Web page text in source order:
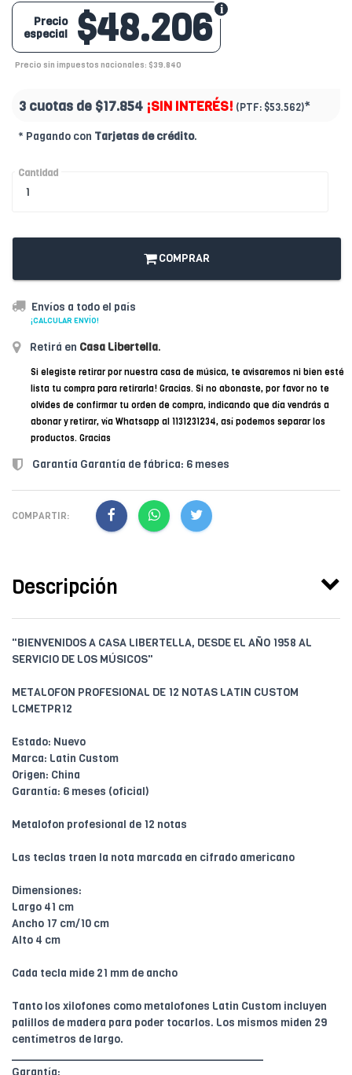
$48.206
Precio
especial
Precio sin impuestos nacionales: $39.840
3 cuotas de $17.854 ¡SIN INTERÉS! (PTF: $53.562)*
* Pagando con Tarjetas de crédito.
Cantidad
COMPRAR
Envíos a todo el país
¡CALCULAR ENVÍO!
Retirá en Casa Libertella.
Si elegiste retirar por nuestra casa de música, te avisaremos ni bien esté
lista tu compra para retirarla! Gracias. Si no abonaste, por favor no te
olvides de confirmar tu orden de compra, indicando que día vendrás a
abonar y retirar, vía Whatsapp al 1131231234, así podemos separar los
productos. Gracias
Garantía Garantía de fábrica: 6 meses
COMPARTIR:
Descripción
"BIENVENIDOS A CASA LIBERTELLA, DESDE EL AÑO 1958 AL
SERVICIO DE LOS MÚSICOS"
METALOFON PROFESIONAL DE 12 NOTAS LATIN CUSTOM
LCMETPR12
Estado: Nuevo
Marca: Latin Custom
Origen: China
Garantía: 6 meses (oficial)
Metalofon profesional de 12 notas
Las teclas traen la nota marcada en cifrado americano
Dimensiones:
Largo 41 cm
Ancho 17 cm/10 cm
Alto 4 cm
Cada tecla mide 21 mm de ancho
Tanto los xilofones como metalofones Latin Custom incluyen
palillos de madera para poder tocarlos. Los mismos miden 29
centímetros de largo.
________________________________________